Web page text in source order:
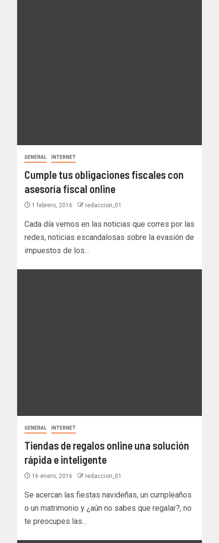
GENERAL INTERNET
Cumple tus obligaciones fiscales con
asesoría fiscal online
1 febrero, 2016 redaccion_01
Cada día vemos en las noticias que corres por las
redes, noticias escandalosas sobre la evasión de
impuestos de los...
GENERAL INTERNET
Tiendas de regalos online una solución
rápida e inteligente
16 enero, 2016 redaccion_01
Se acercan las fiestas navideñas, un cumpleaños
o un matrimonio y ¿aún no sabes que regalar?, no
te preocupes las...